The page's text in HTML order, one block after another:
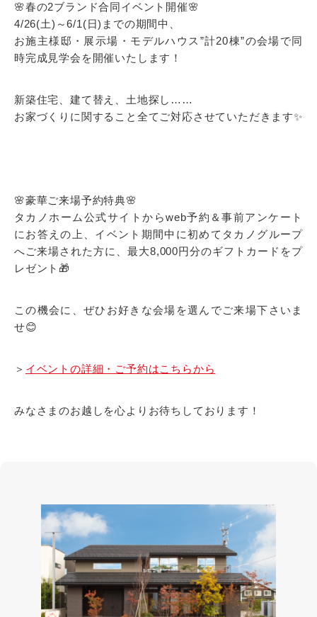
🌸春の2ブランド合同イベント開催🌸
4/26(土)～6/1(日)までの期間中、
お施主様邸・展示場・モデルハウス”計20棟”の会場で同
時完成見学会を開催いたします！
新築住宅、建て替え、土地探し……
お家づくりに関すること全てご対応させていただきます✨
🌸豪華ご来場予約特典🌸
タカノホーム公式サイトからweb予約＆事前アンケート
にお答えの上、イベント期間中に初めてタカノグループ
へご来場された方に、最大8,000円分のギフトカードをプ
レゼント🎁
この機会に、ぜひお好きな会場を選んでご来場下さいま
せ😊
＞ イベントの詳細・ご予約はこちらから
みなさまのお越しを心よりお待ちしております！